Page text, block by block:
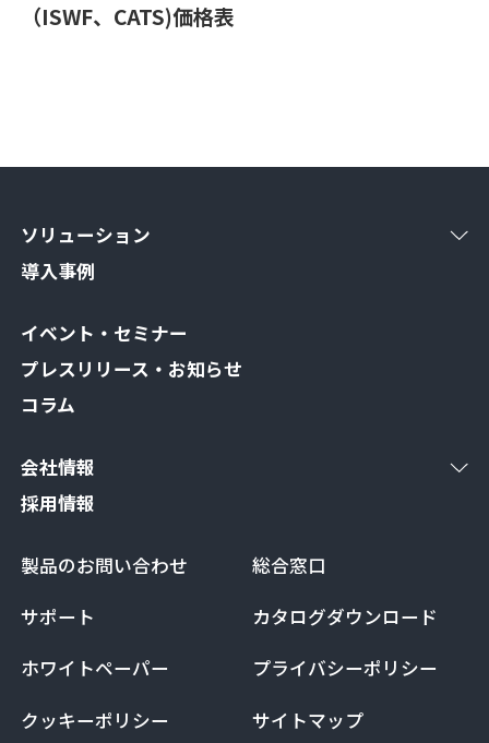
（ISWF、CATS)価格表
ソリューション
導入事例
イベント・セミナー
プレスリリース・お知らせ
コラム
会社情報
採用情報
製品のお問い合わせ
総合窓口
サポート
カタログダウンロード
ホワイトペーパー
プライバシーポリシー
クッキーポリシー
サイトマップ